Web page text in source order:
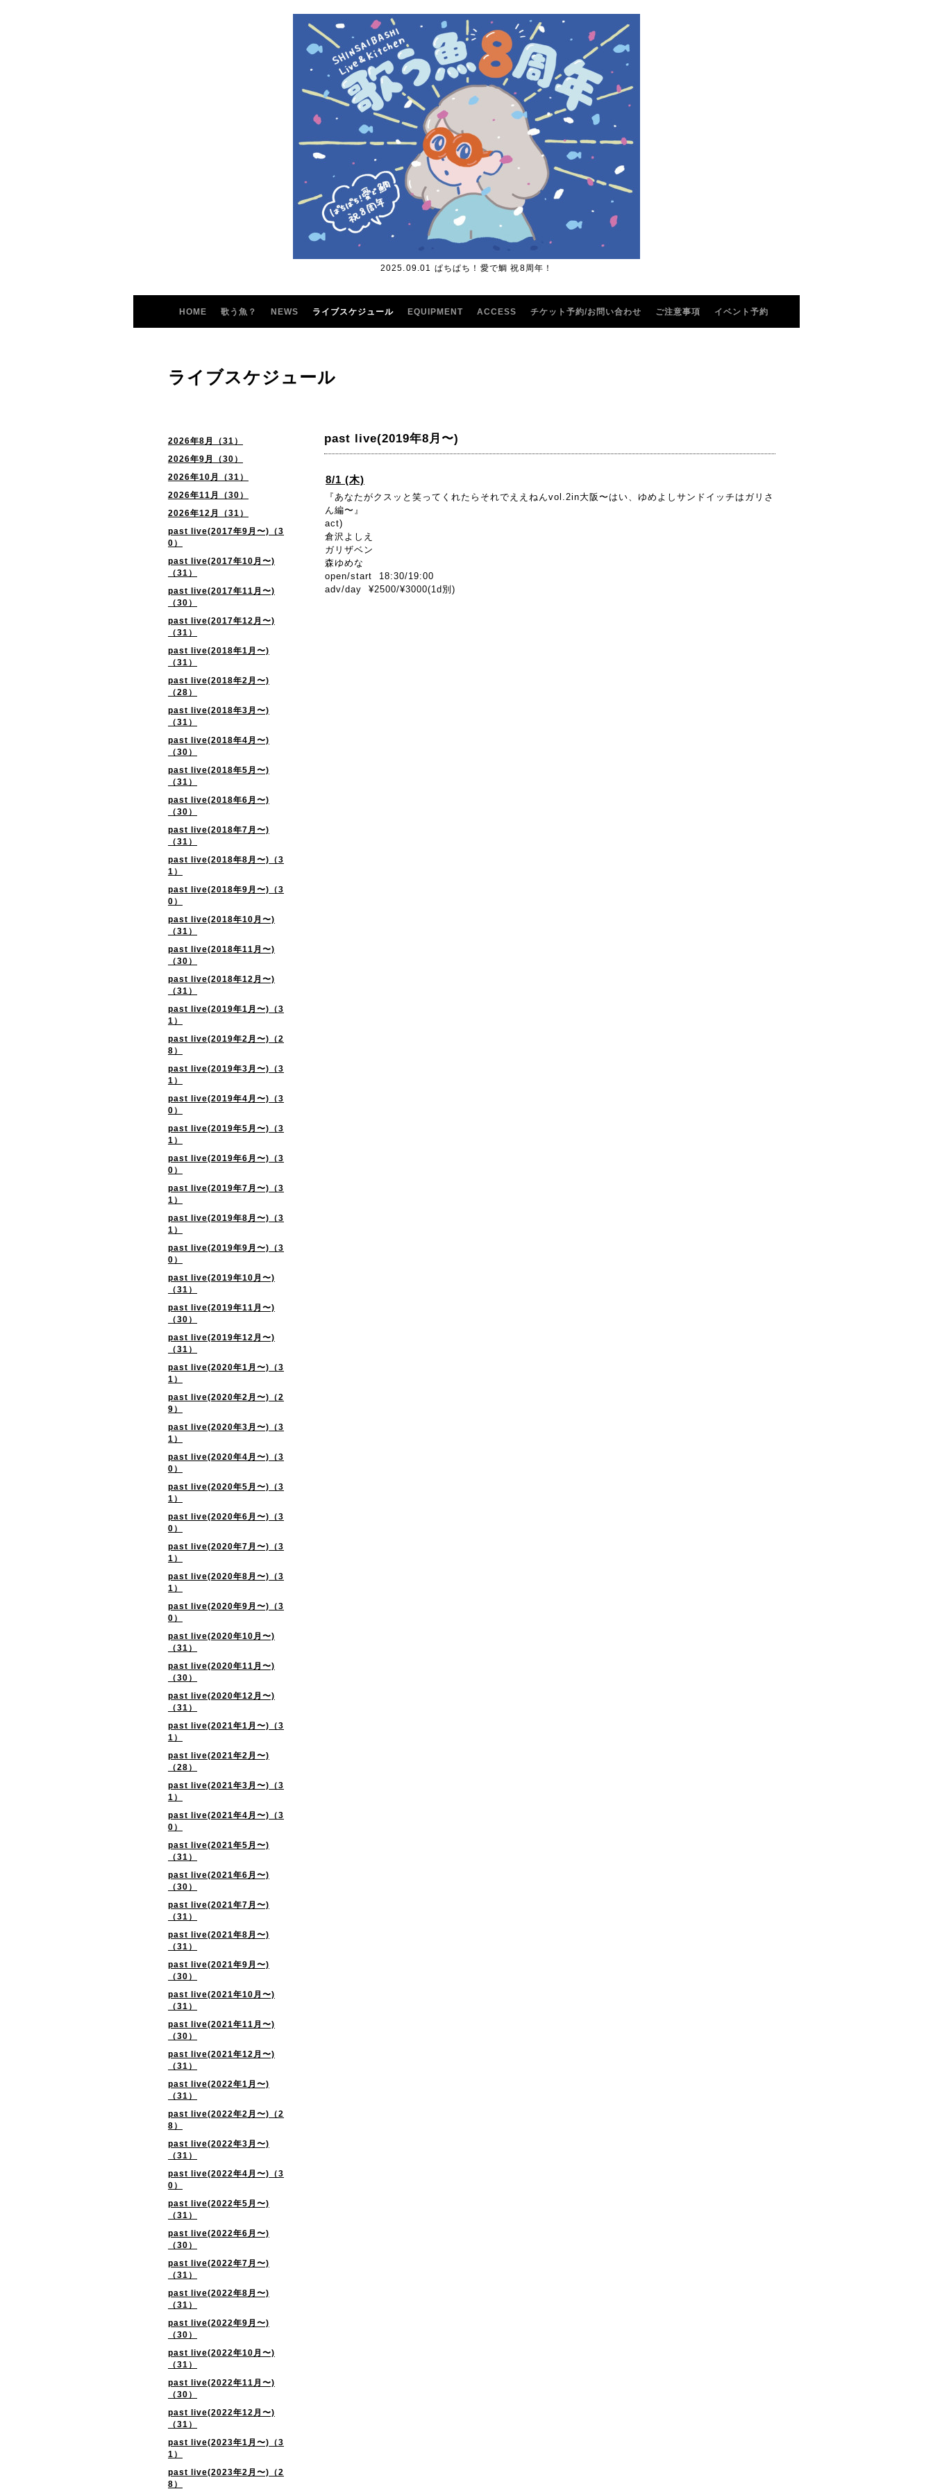
2025.09.01 ぱちぱち！愛で鯛 祝8周年！
HOME 歌う魚？ NEWS ライブスケジュール EQUIPMENT ACCESS チケット予約/お問い合わせ ご注意事項 イベント予約
2026年8月（31）
2026年9月（30）
2026年10月（31）
2026年11月（30）
2026年12月（31）
past live(2017年9月〜)（3
0）
past live(2017年10月〜)
（31）
past live(2017年11月〜)
（30）
past live(2017年12月〜)
（31）
past live(2018年1月〜)
（31）
past live(2018年2月〜)
（28）
past live(2018年3月〜)
（31）
past live(2018年4月〜)
（30）
past live(2018年5月〜)
（31）
past live(2018年6月〜)
（30）
past live(2018年7月〜)
（31）
past live(2018年8月〜)（3
1）
past live(2018年9月〜)（3
0）
past live(2018年10月〜)
（31）
past live(2018年11月〜)
（30）
past live(2018年12月〜)
（31）
past live(2019年1月〜)（3
1）
past live(2019年2月〜)（2
8）
past live(2019年3月〜)（3
1）
past live(2019年4月〜)（3
0）
past live(2019年5月〜)（3
1）
past live(2019年6月〜)（3
0）
past live(2019年7月〜)（3
1）
past live(2019年8月〜)（3
1）
past live(2019年9月〜)（3
0）
past live(2019年10月〜)
（31）
past live(2019年11月〜)
（30）
past live(2019年12月〜)
（31）
past live(2020年1月〜)（3
1）
past live(2020年2月〜)（2
9）
past live(2020年3月〜)（3
1）
past live(2020年4月〜)（3
0）
past live(2020年5月〜)（3
1）
past live(2020年6月〜)（3
0）
past live(2020年7月〜)（3
1）
past live(2020年8月〜)（3
1）
past live(2020年9月〜)（3
0）
past live(2020年10月〜)
（31）
past live(2020年11月〜)
（30）
past live(2020年12月〜)
（31）
past live(2021年1月〜)（3
1）
past live(2021年2月〜)
（28）
past live(2021年3月〜)（3
1）
past live(2021年4月〜)（3
0）
past live(2021年5月〜)
（31）
past live(2021年6月〜)
（30）
past live(2021年7月〜)
（31）
past live(2021年8月〜)
（31）
past live(2021年9月〜)
（30）
past live(2021年10月〜)
（31）
past live(2021年11月〜)
（30）
past live(2021年12月〜)
（31）
past live(2022年1月〜)
（31）
past live(2022年2月〜)（2
8）
past live(2022年3月〜)
（31）
past live(2022年4月〜)（3
0）
past live(2022年5月〜)
（31）
past live(2022年6月〜)
（30）
past live(2022年7月〜)
（31）
past live(2022年8月〜)
（31）
past live(2022年9月〜)
（30）
past live(2022年10月〜)
（31）
past live(2022年11月〜)
（30）
past live(2022年12月〜)
（31）
past live(2023年1月〜)（3
1）
past live(2023年2月〜)（2
8）
ライブスケジュール
past live(2019年8月〜)
8/1 (木)
『あなたがクスッと笑ってくれたらそれでええねんvol.2in大阪〜はい、ゆめよしサンドイッチはガリさ
ん編〜』
act)
倉沢よしえ
ガリザベン
森ゆめな
open/start 18:30/19:00
adv/day ¥2500/¥3000(1d別)